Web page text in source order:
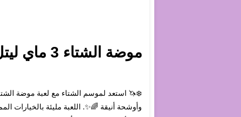
موضة الشتاء 3 ماي ليتل بوني – لعبة تلبيس شتوية بأزياء مميزة لمهور إكوستريا
وأوشحة أنيقة 🌈✨. اللعبة مليئة بالخيارات